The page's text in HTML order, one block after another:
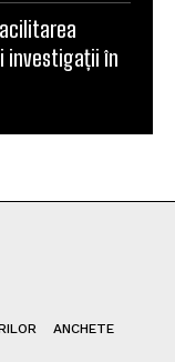
investigații în
ANCHETE